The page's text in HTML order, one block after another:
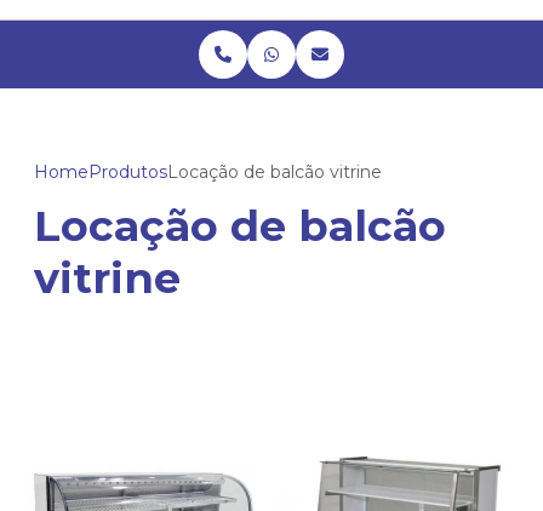
HomeProdutosLocação de balcão vitrine
Locação de balcão
vitrine